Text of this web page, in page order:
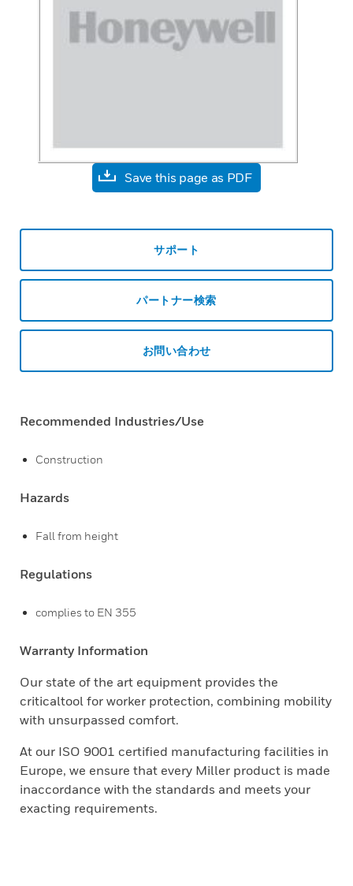
Save this page as PDF
サポート
パートナー検索
お問い合わせ
Recommended Industries/Use
Construction
Hazards
Fall from height
Regulations
complies to EN 355
Warranty Information
Our state of the art equipment provides the
criticaltool for worker protection, combining mobility
with unsurpassed comfort.
At our ISO 9001 certified manufacturing facilities in
Europe, we ensure that every Miller product is made
inaccordance with the standards and meets your
exacting requirements.